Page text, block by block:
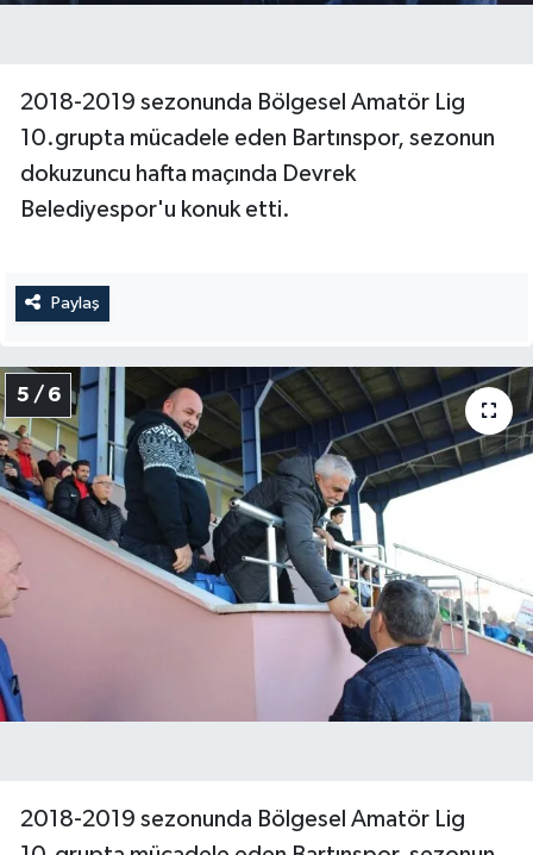
2018-2019 sezonunda Bölgesel Amatör Lig
10.grupta mücadele eden Bartınspor, sezonun
dokuzuncu hafta maçında Devrek
Belediyespor'u konuk etti.
Paylaş
5 / 6
2018-2019 sezonunda Bölgesel Amatör Lig